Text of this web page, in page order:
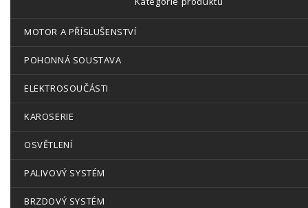
MOTOR A PŘÍSLUŠENSTVÍ
POHONNÁ SOUSTAVA
ELEKTROSOUČÁSTI
KAROSERIE
OSVĚTLENÍ
PALIVOVÝ SYSTÉM
BRZDOVÝ SYSTÉM